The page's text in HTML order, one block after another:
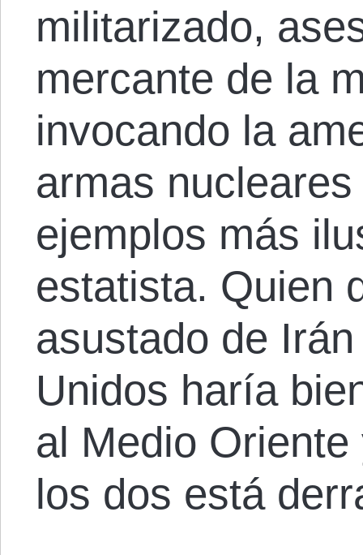
militarizado,
mercante de la
invocando la
armas
ejemplos más
estatista. Quien
asustado de
Unidos haría
al Medio
los dos está